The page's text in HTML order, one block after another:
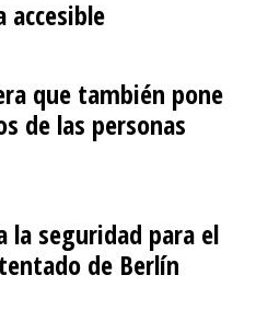
accesible
que también pone
de las personas
la seguridad para el
de Berlín